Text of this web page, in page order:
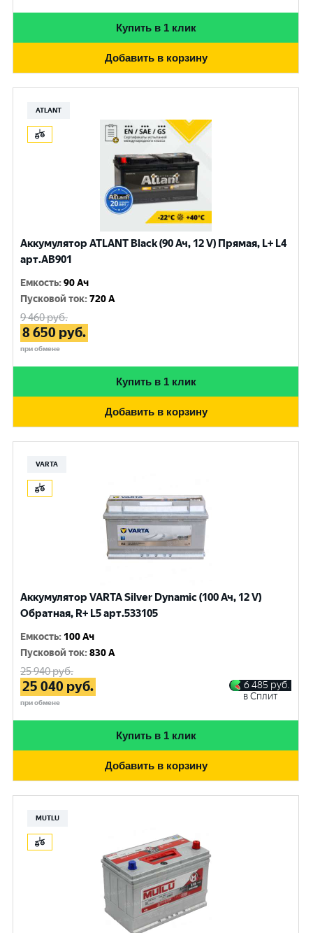
Купить в 1 клик
Добавить в корзину
ATLANT
Аккумулятор ATLANT Black (90 Ач, 12 V) Прямая, L+ L4
арт.AB901
Емкость:90 Ач
Пусковой ток:720 A
9 460руб.
8 650 руб.
при обмене
Купить в 1 клик
Добавить в корзину
VARTA
Аккумулятор VARTA Silver Dynamic (100 Ач, 12 V)
Обратная, R+ L5 арт.533105
Емкость: 100 Ач
Пусковой ток:830 A
25 940руб.
25 040 руб.
при обмене
6 485 руб.
в Сплит
Купить в 1 клик
Добавить в корзину
MUTLU